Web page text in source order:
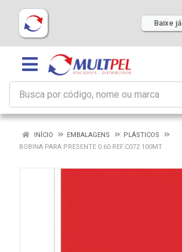
Baixe
INÍCIO EMBALAGENS
PLÁSTICOS
BOBINA PARA PRESENTE 0.60 REF.C072 100MT